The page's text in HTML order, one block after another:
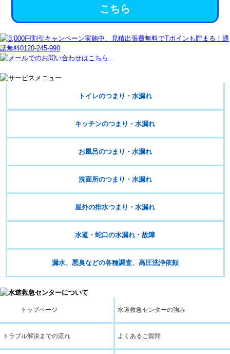
こちら
トイレのつまり・水漏れ
キッチンのつまり・水漏れ
お風呂のつまり・水漏れ
洗面所のつまり・水漏れ
屋外の排水つまり・水漏れ
水道・蛇口の水漏れ・故障
漏水、悪臭などの各種調査、高圧洗浄依頼
トップページ 水道救急センターの強み
トラブル解決までの流れ よくあるご質問